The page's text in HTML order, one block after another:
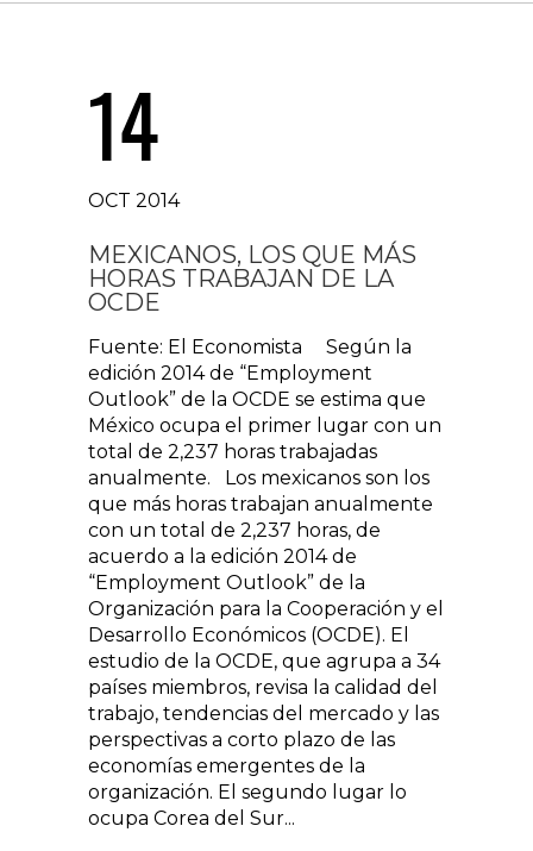
14
OCT 2014
MEXICANOS, LOS QUE MÁS
HORAS TRABAJAN DE LA
OCDE
Fuente: El Economista Según la
edición 2014 de “Employment
Outlook” de la OCDE se estima que
México ocupa el primer lugar con un
total de 2,237 horas trabajadas
anualmente. Los mexicanos son los
que más horas trabajan anualmente
con un total de 2,237 horas, de
acuerdo a la edición 2014 de
“Employment Outlook” de la
Organización para la Cooperación y el
Desarrollo Económicos (OCDE). El
estudio de la OCDE, que agrupa a 34
países miembros, revisa la calidad del
trabajo, tendencias del mercado y las
perspectivas a corto plazo de las
economías emergentes de la
organización. El segundo lugar lo
ocupa Corea del Sur...